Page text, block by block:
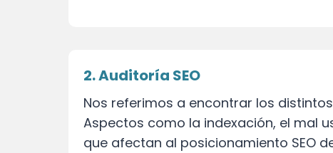
2. Auditoría SEO
Nos referimos a encontrar los
Aspectos como la indexación, el mal
que afectan al posicionamiento SEO